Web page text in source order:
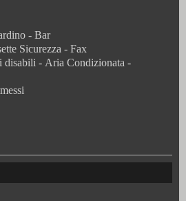
- Bar
Sicurezza - Fax
disabili - Aria Condizionata -